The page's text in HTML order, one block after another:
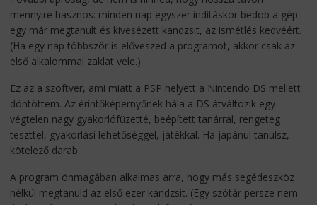
mennyire hasznos: minden nap egyszer indításkor bedob a gép
egy már megtanult és kivesézett kandzsit, az ismétlés kedvéért.
(Ha egy nap többször is előveszed a programot, akkor csak az
első alkalommal zaklat vele.)
Ez az a szoftver, ami miatt a PSP helyett a Nintendo DS mellett
döntöttem. Az érintőképernyőnek hála a DS átváltozik egy
végtelen nagy gyakorlófüzetté, beépített tanárral, rengeteg
teszttel, gyakorlási lehetőséggel, játékkal. Ha japánul tanulsz,
kötelező darab.
A program önmagában alkalmas arra, hogy más segédeszköz
nélkül megtanuld az első ezer kandzsit. (Egy szótár persze nem